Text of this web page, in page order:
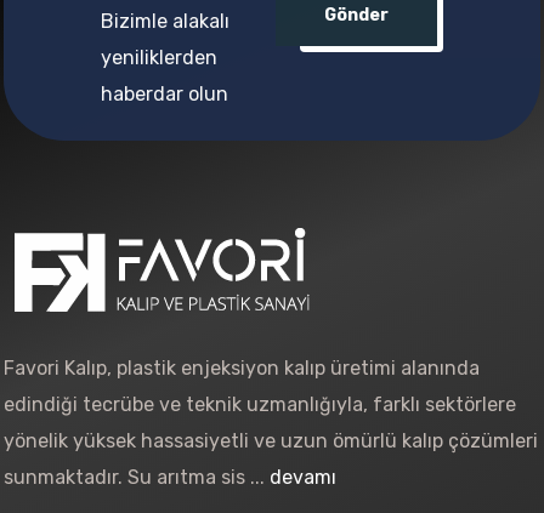
Bizimle alakalı
yeniliklerden
haberdar olun
Gönder
Favori Kalıp, plastik enjeksiyon kalıp üretimi alanında
edindiği tecrübe ve teknik uzmanlığıyla, farklı sektörlere
yönelik yüksek hassasiyetli ve uzun ömürlü kalıp çözümleri
sunmaktadır. Su arıtma sis ... devamı